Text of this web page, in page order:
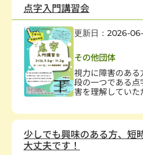
点字入門講習会
更新日：2026-
その他団体
視力に障害のあ
段の一つである
害を理解してい
少しでも興味のある方、短
大丈夫です！